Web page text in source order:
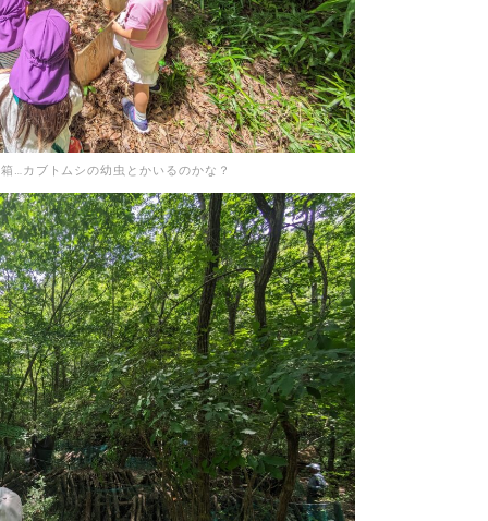
…カブトムシの幼虫とかいるのかな？